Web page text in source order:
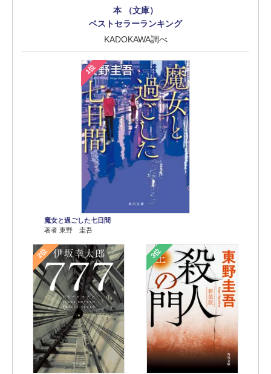
本 （文庫）
ベストセラーランキング
KADOKAWA調べ
1位
魔女と過ごした七日間
著者 東野 圭吾
2位 3位